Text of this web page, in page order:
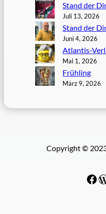
Stand der
Juli 13, 2026
Stand der
Juni 4, 2026
Atlantis-
Mai 1, 2026
Frühling
März 9, 2026
Copyright ©
Facebook WordPress